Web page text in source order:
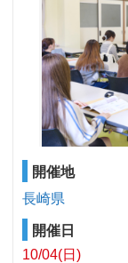
開催地
長崎県
開催日
10/04(日)